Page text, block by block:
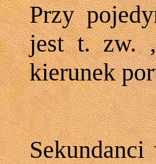
Przy
jest t. zw.
kierunek